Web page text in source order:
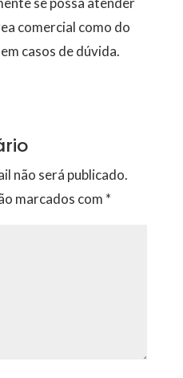
comercial como do
casos de dúvida.
não será publicado.
marcados com *